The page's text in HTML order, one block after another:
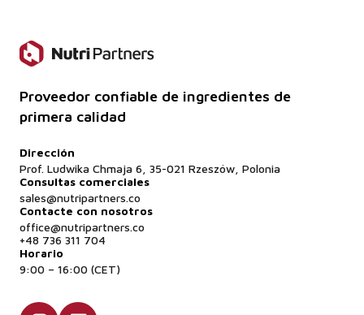
Proveedor confiable de ingredientes de
primera calidad
Dirección
Prof. Ludwika Chmaja 6, 35-021 Rzeszów, Polonia
Consultas comerciales
sales@nutripartners.co
Contacte con nosotros
office@nutripartners.co
+48 736 311 704
Horario
9:00 – 16:00 (CET)